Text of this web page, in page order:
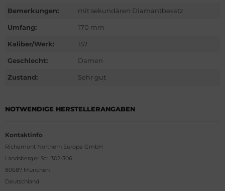
Bemerkungen: mit sekundären Diamantbesatz
Umfang: 170 mm
Kaliber/Werk: 157
Geschlecht: Damen
Zustand: Sehr gut
NOTWENDIGE HERSTELLERANGABEN
Kontaktinfo
Richemont Northern Europe GmbH
Landsberger Str. 302-306
80687 München
Deutschland
Heuer